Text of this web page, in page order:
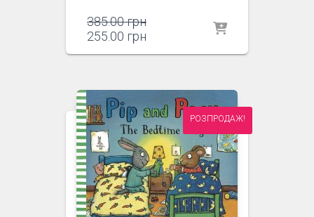
385.00грнОригінальна
255.00 грн
РОЗПРОДАЖ!